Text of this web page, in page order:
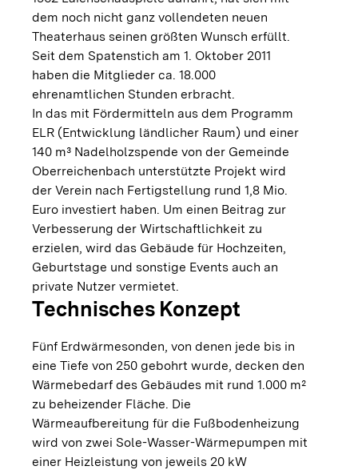
dem noch nicht ganz vollendeten neuen
Theaterhaus seinen größten Wunsch erfüllt.
Seit dem Spatenstich am 1. Oktober 2011
haben die Mitglieder ca. 18.000
ehrenamtlichen Stunden erbracht.
In das mit Fördermitteln aus dem Programm
ELR (Entwicklung ländlicher Raum) und einer
140 m³ Nadelholzspende von der Gemeinde
Oberreichenbach unterstützte Projekt wird
der Verein nach Fertigstellung rund 1,8 Mio.
Euro investiert haben. Um einen Beitrag zur
Verbesserung der Wirtschaftlichkeit zu
erzielen, wird das Gebäude für Hochzeiten,
Geburtstage und sonstige Events auch an
private Nutzer vermietet.
Technisches Konzept
Fünf Erdwärmesonden, von denen jede bis in
eine Tiefe von 250 gebohrt wurde, decken den
Wärmebedarf des Gebäudes mit rund 1.000 m²
zu beheizender Fläche. Die
Wärmeaufbereitung für die Fußbodenheizung
wird von zwei Sole-Wasser-Wärmepumpen mit
einer Heizleistung von jeweils 20 kW